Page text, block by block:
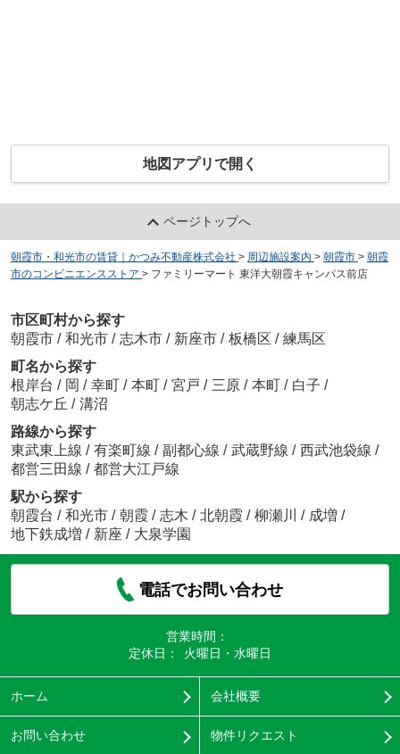
地図アプリで開く
ページトップへ
朝霞市・和光市の賃貸｜かつみ不動産株式会社 > 周辺施設案内 > 朝霞市 > 朝霞
市のコンビニエンスストア > ファミリーマート 東洋大朝霞キャンパス前店
市区町村から探す
朝霞市 / 和光市 / 志木市 / 新座市 / 板橋区 / 練馬区
町名から探す
根岸台 / 岡 / 幸町 / 本町 / 宮戸 / 三原 / 本町 / 白子 /
朝志ケ丘 / 溝沼
路線から探す
東武東上線 / 有楽町線 / 副都心線 / 武蔵野線 / 西武池袋線 /
都営三田線 / 都営大江戸線
駅から探す
朝霞台 / 和光市 / 朝霞 / 志木 / 北朝霞 / 柳瀬川 / 成増 /
地下鉄成増 / 新座 / 大泉学園
電話でお問い合わせ
営業時間：
定休日：
火曜日・水曜日
ホーム 会社概要
お問い合わせ 物件リクエスト